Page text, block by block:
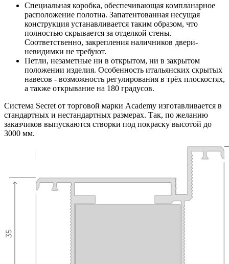
Специальная коробка, обеспечивающая компланарное
расположение полотна. Запатентованная несущая
конструкция устанавливается таким образом, что
полностью скрывается за отделкой стены.
Соответственно, закрепления наличников двери-
невидимки не требуют.
Петли, незаметные ни в открытом, ни в закрытом
положении изделия. Особенность итальянских скрытых
навесов - возможность регулирования в трёх плоскостях,
а также открывание на 180 градусов.
Система Secret от торговой марки Academy изготавливается в
стандартных и нестандартных размерах. Так, по желанию
заказчиков выпускаются створки под покраску высотой до
3000 мм.